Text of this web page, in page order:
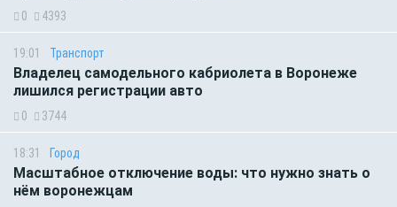
0 4393
19:01 Транспорт
Владелец самодельного кабриолета в Воронеже
лишился регистрации авто
0 3744
18:31 Город
Масштабное отключение воды: что нужно знать о
нём воронежцам